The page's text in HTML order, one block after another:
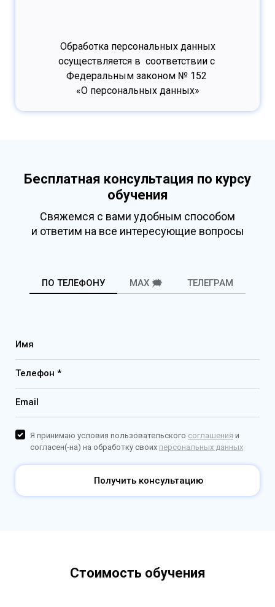
Обработка персональных данных
осуществляется в соответствии с
Федеральным законом № 152
«О персональных данных»
Бесплатная консультация по курсу
обучения
Свяжемся с вами удобным способом
и ответим на все интересующие вопросы
ПО ТЕЛЕФОНУ MAX 🗯️ ТЕЛЕГРАМ
Имя
Телефон *
Email
Получить консультацию
Я принимаю условия пользовательского соглашения и
согласен(-на) на обработку своих персональных данных
Стоимость обучения